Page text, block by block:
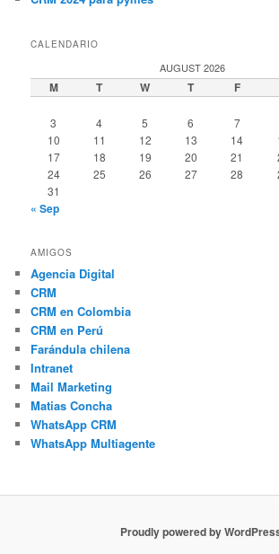
CALENDARIO
AUGUST 2026
M T W T F
3
4 5 6 7
10
11 12 13 14
17
18 19 20 21
24
25 26 27 28
31
« Sep
AMIGOS
Agencia Digital
CRM
CRM en Colombia
CRM en Perú
Farándula chilena
Intranet
Mail Marketing
Matias Concha
WhatsApp CRM
WhatsApp Multiagente
Proudly powered by